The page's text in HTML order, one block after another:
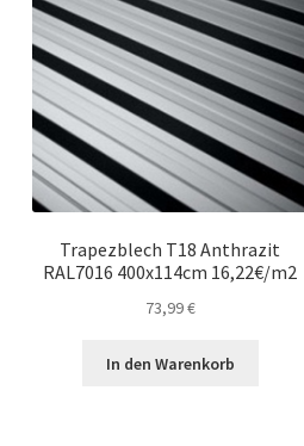
Trapezblech T18 Anthrazit
RAL7016 400x114cm 16,22€/m2
73,99€
In den Warenkorb